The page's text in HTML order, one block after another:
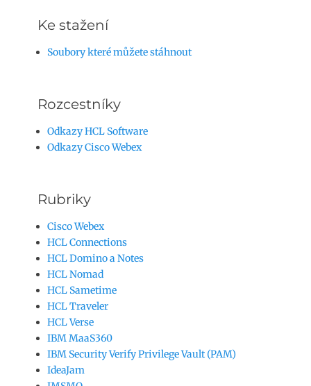
Ke stažení
Soubory které můžete stáhnout
Rozcestníky
Odkazy HCL Software
Odkazy Cisco Webex
Rubriky
Cisco Webex
HCL Connections
HCL Domino a Notes
HCL Nomad
HCL Sametime
HCL Traveler
HCL Verse
IBM MaaS360
IBM Security Verify Privilege Vault (PAM)
IdeaJam